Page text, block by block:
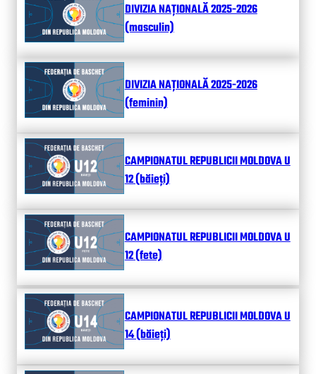
DIVIZIA NAȚIONALĂ 2025-2026
(masculin)
DIVIZIA NAȚIONALĂ 2025-2026
(feminin)
CAMPIONATUL REPUBLICII MOLDOVA U
12 (băieți)
CAMPIONATUL REPUBLICII MOLDOVA U
12 (fete)
CAMPIONATUL REPUBLICII MOLDOVA U
14 (băieți)